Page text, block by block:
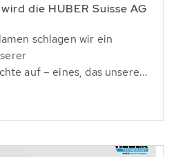
die HUBER Suisse AG
schlagen wir ein
auf – eines, das unsere...